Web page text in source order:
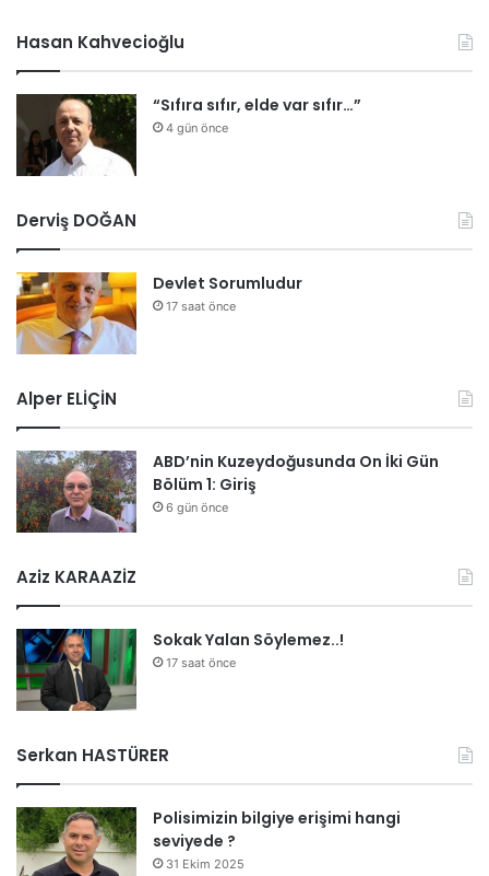
Hasan Kahvecioğlu
“Sıfıra sıfır, elde var sıfır…”
4 gün önce
Derviş DOĞAN
Devlet Sorumludur
17 saat önce
Alper ELİÇİN
ABD’nin Kuzeydoğusunda On İki Gün
Bölüm 1: Giriş
6 gün önce
Aziz KARAAZİZ
Sokak Yalan Söylemez..!
17 saat önce
Serkan HASTÜRER
Polisimizin bilgiye erişimi hangi
seviyede ?
31 Ekim 2025